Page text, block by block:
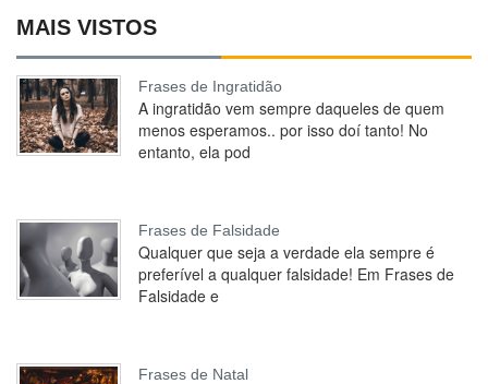
MAIS VISTOS
Frases de Ingratidão
A ingratidão vem sempre daqueles de quem
menos esperamos.. por isso doí tanto! No
entanto, ela pod
Frases de Falsidade
Qualquer que seja a verdade ela sempre é
preferível a qualquer falsidade! Em Frases de
Falsidade e
Frases de Natal